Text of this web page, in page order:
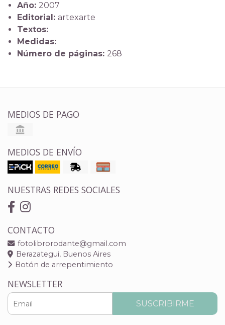
Año: 2007
Editorial: artexarte
Textos:
Medidas:
Número de páginas: 268
MEDIOS DE PAGO
MEDIOS DE ENVÍO
NUESTRAS REDES SOCIALES
CONTACTO
fotolibrorodante@gmail.com
Berazategui, Buenos Aires
Botón de arrepentimiento
NEWSLETTER
SUSCRIBIRME